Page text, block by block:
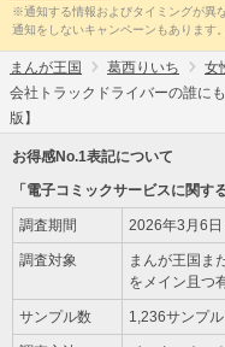
※通知する情報およびタイミングが異
通知をしないキャンペーンもあります
まんが王国 葛西りいち 女
会社トラックドライバーの誰に
版】
お得感No.1表記について
「電子コミックサービスに関す
調査期間 2026年3月6
調査対象
まんが王国ま
をメイン且つ
サンプル数 1,236サンプル